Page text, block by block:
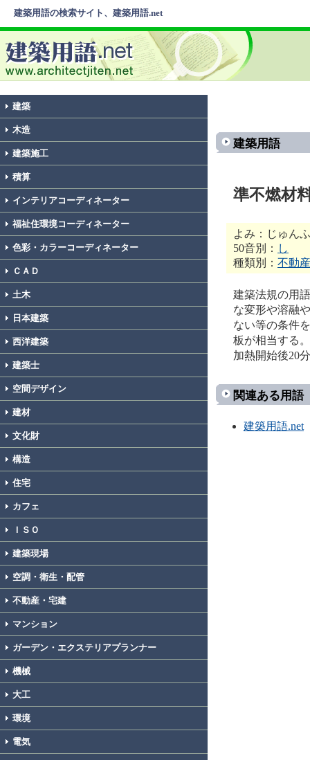
建築用語の検索サイト、建築用語.net
建築
木造
建築施工
積算
インテリアコーディネーター
福祉住環境コーディネーター
色彩・カラーコーディネーター
ＣＡＤ
土木
日本建築
西洋建築
建築士
空間デザイン
建材
文化財
構造
住宅
カフェ
ＩＳＯ
建築現場
空調・衛生・配管
不動産・宅建
マンション
ガーデン・エクステリアプランナー
機械
大工
環境
電気
建築用語
準不燃材
よみ：じゅん
50音別： し
種類別： 不動
建築法規の用
な変形や溶融
ない等の条件
板が相当する
加熱開始後20
関連ある用語
建築用語.net